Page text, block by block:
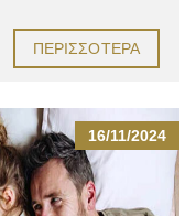
ΠΕΡΙΣΣΌΤΕΡΑ
16/11/2024